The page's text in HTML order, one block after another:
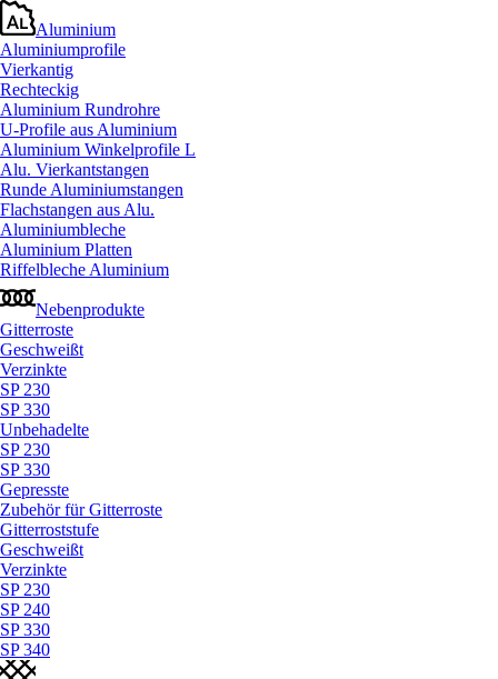
Aluminium
Aluminiumprofile
Vierkantig
Rechteckig
Aluminium Rundrohre
U-Profile aus Aluminium
Aluminium Winkelprofile L
Alu. Vierkantstangen
Runde Aluminiumstangen
Flachstangen aus Alu.
Aluminiumbleche
Aluminium Platten
Riffelbleche Aluminium
Nebenprodukte
Gitterroste
Geschweißt
Verzinkte
SP 230
SP 330
Unbehadelte
SP 230
SP 330
Gepresste
Zubehör für Gitterroste
Gitterroststufe
Geschweißt
Verzinkte
SP 230
SP 240
SP 330
SP 340